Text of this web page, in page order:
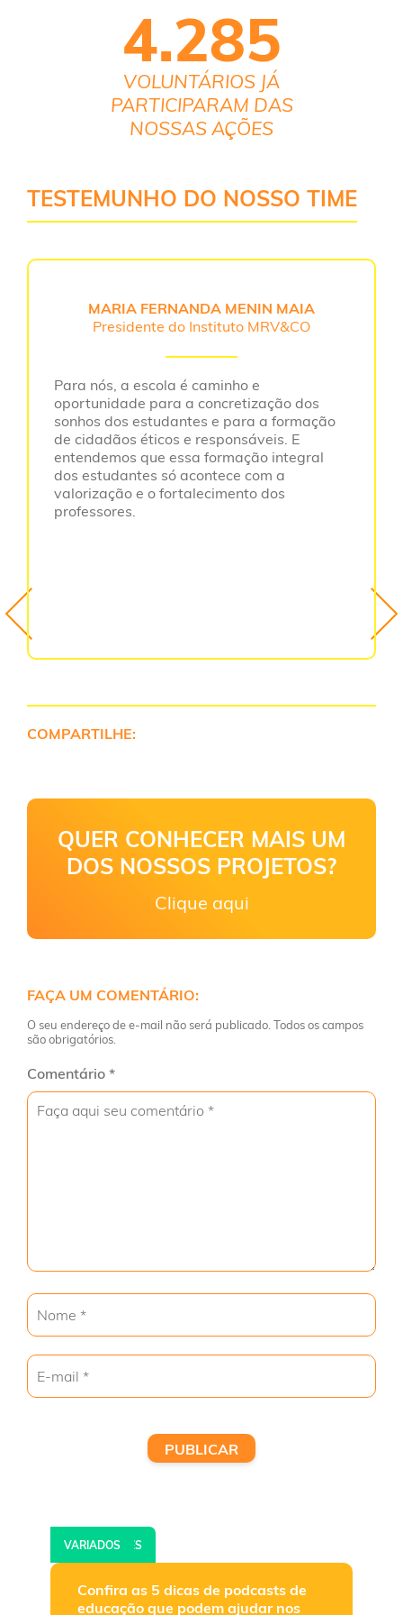
4.285
VOLUNTÁRIOS JÁ
PARTICIPARAM DAS
NOSSAS AÇÕES
TESTEMUNHO DO NOSSO TIME
MARIA FERNANDA MENIN MAIA
Presidente do Instituto MRV&CO
Para nós, a escola é caminho e
oportunidade para a concretização dos
sonhos dos estudantes e para a formação
de cidadãos éticos e responsáveis. E
entendemos que essa formação integral
dos estudantes só acontece com a
valorização e o fortalecimento dos
professores.
COMPARTILHE:
QUER CONHECER MAIS UM
DOS NOSSOS PROJETOS?
Clique aqui
FAÇA UM COMENTÁRIO:
O seu endereço de e-mail não será publicado. Todos os campos
são obrigatórios.
Comentário *
EDUCAÇÃO
PROFESSORES
VARIADOS
Confira as 5 dicas de podcasts de
educação que podem ajudar nos